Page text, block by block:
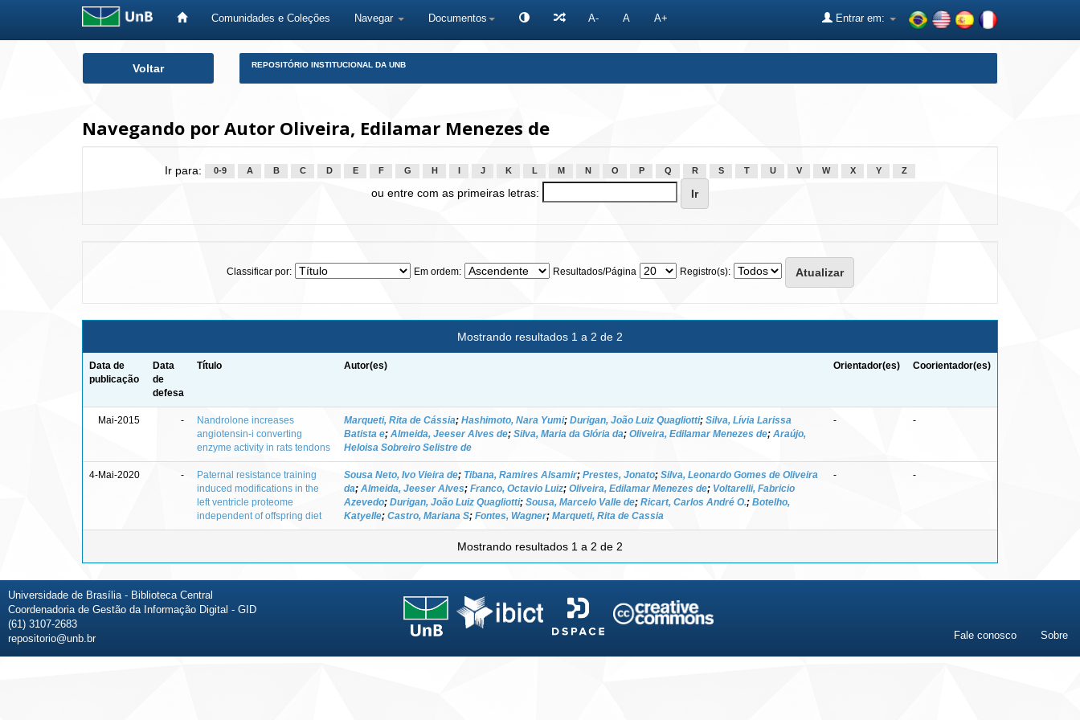
Comunidades e Coleções Navegar Documentos A- A A+ Entrar em:
Voltar REPOSITÓRIO INSTITUCIONAL DA UNB
Navegando por Autor Oliveira, Edilamar Menezes de
Ir para: 0-9 A B C D E F G H J K L M N O P Q R S T U V W X Y Z
ou entre com as primeiras letras:
Classificar por: Em ordem: Resultados/Página Registro(s):
Mostrando resultados 1 a 2 de 2
Data de
publicação
Data
de
defesa
Título Autor(es) Orientador(es) Coorientador(es)
Mai-2015 -
Nandrolone increases
angiotensin-i converting
enzyme activity in rats tendons
Marqueti, Rita de Cássia; Hashimoto, Nara Yumi; Durigan, João Luiz Quagliotti; Silva, Lívia Larissa
Batista e; Almeida, Jeeser Alves de; Silva, Maria da Glória da; Oliveira, Edilamar Menezes de; Araújo,
Heloisa Sobreiro Selistre de
- -
4-Mai-2020 -
Paternal resistance training
induced modifications in the
left ventricle proteome
independent of offspring diet
Sousa Neto, Ivo Vieira de; Tibana, Ramires Alsamir; Prestes, Jonato; Silva, Leonardo Gomes de Oliveira
da; Almeida, Jeeser Alves; Franco, Octavio Luiz; Oliveira, Edilamar Menezes de; Voltarelli, Fabricio
Azevedo; Durigan, João Luiz Quagliotti; Sousa, Marcelo Valle de; Ricart, Carlos André O.; Botelho,
Katyelle; Castro, Mariana S; Fontes, Wagner; Marqueti, Rita de Cassia
- -
Mostrando resultados 1 a 2 de 2
Universidade de Brasília - Biblioteca Central
Coordenadoria de Gestão da Informação Digital - GID
(61) 3107-2683
repositorio@unb.br
Fale conosco Sobre